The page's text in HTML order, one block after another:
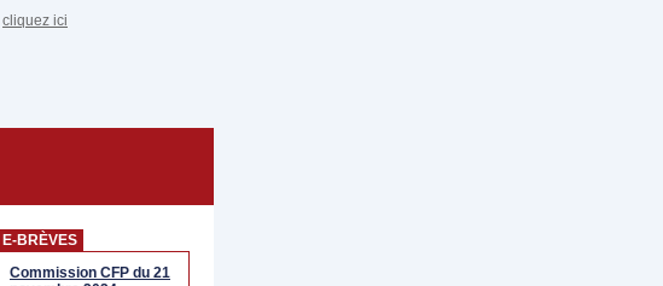
cliquez ici
E-BRÈVES
Commission CFP du 21